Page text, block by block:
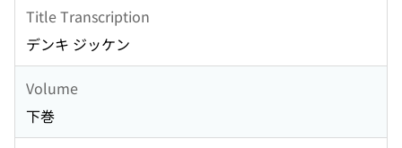
Title Transcription
デンキ ジッケン
Volume
下巻